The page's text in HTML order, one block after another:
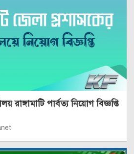
রাঙ্গামাটি পার্বত্য নিয়োগ বিজ্ঞপ্তি